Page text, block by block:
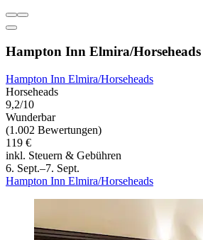
Hampton Inn Elmira/Horseheads
Hampton Inn Elmira/Horseheads
Horseheads
9,2/10
Wunderbar
(1.002 Bewertungen)
119 €
inkl. Steuern & Gebühren
6. Sept.–7. Sept.
Hampton Inn Elmira/Horseheads